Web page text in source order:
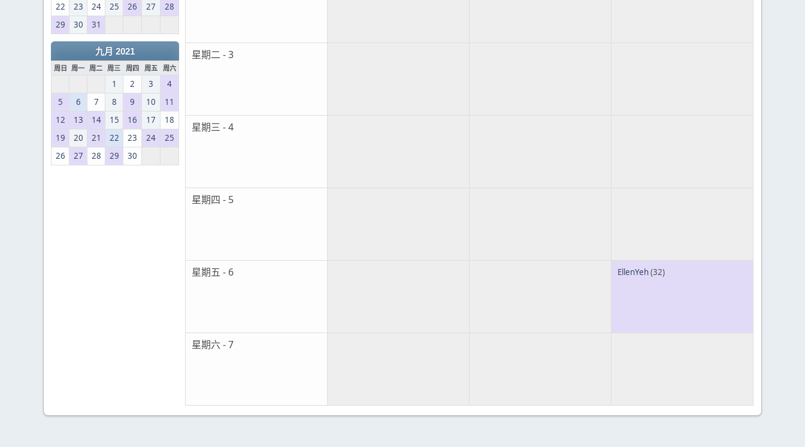
22
23 24 25 26 27
28
29
30 31
九月 2021
周日 周一 周二 周三 周四 周五 周六
1 2 3
4
5
6 7 8 9 10
11
12
13 14 15 16 17
18
19
20 21 22 23 24
25
26
27 28 29 30
星期二 - 3
星期三 - 4
星期四 - 5
星期五 - 6 EllenYeh(32)
星期六 - 7